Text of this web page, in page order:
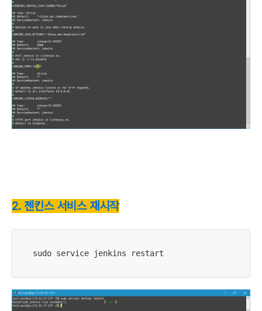
2. 젠킨스 서비스 재시작
sudo service jenkins restart